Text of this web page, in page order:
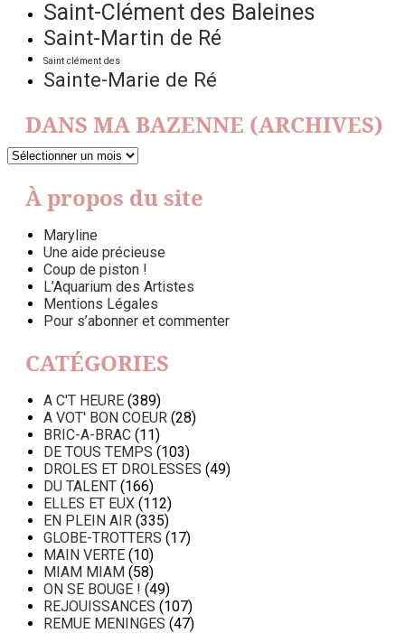
Saint-Clément des Baleines
Saint-Martin de Ré
Saint clément des
Sainte-Marie de Ré
DANS MA BAZENNE (ARCHIVES)
DANS
BAZENNE
(ARCHIVES)
À propos du site
Maryline
Une aide précieuse
Coup de piston !
L’Aquarium des Artistes
Mentions Légales
Pour s’abonner et commenter
CATÉGORIES
A C'T HEURE (389)
A VOT' BON COEUR (28)
BRIC-A-BRAC (11)
DE TOUS TEMPS (103)
DROLES ET DROLESSES (49)
DU TALENT (166)
ELLES ET EUX (112)
EN PLEIN AIR (335)
GLOBE-TROTTERS (17)
MAIN VERTE (10)
MIAM MIAM (58)
ON SE BOUGE ! (49)
REJOUISSANCES (107)
REMUE MENINGES (47)